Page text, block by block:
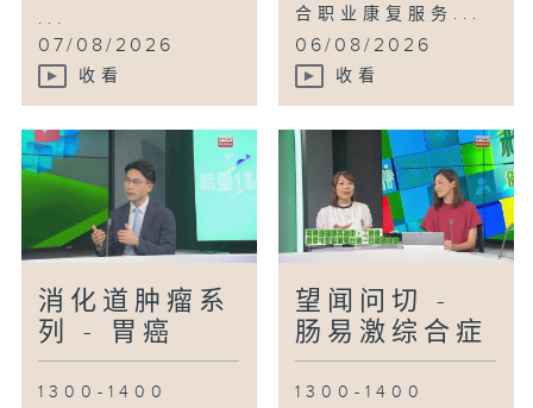
...
07/08/2026
收看
合职业康复服务...
06/08/2026
收看
消化道肿瘤系
列 - 胃癌
1300-1400
望闻问切 -
肠易激综合症
1300-1400